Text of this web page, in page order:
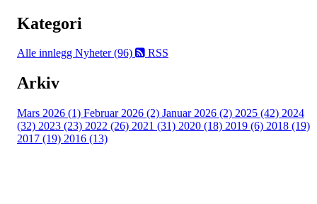
Kategori
Alle innlegg Nyheter (96) RSS
Arkiv
Mars 2026 (1) Februar 2026 (2) Januar 2026 (2) 2025 (42) 2024
(32) 2023 (23) 2022 (26) 2021 (31) 2020 (18) 2019 (6) 2018 (19)
2017 (19) 2016 (13)